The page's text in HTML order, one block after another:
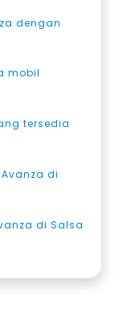
dengan
mobil
tersedia
di
di Salsa